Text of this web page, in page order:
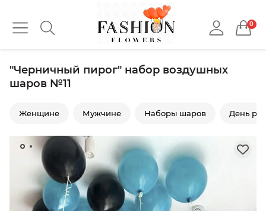
0
"Черничный пирог" набор воздушных
шаров №11
Женщине Мужчине Наборы шаров День